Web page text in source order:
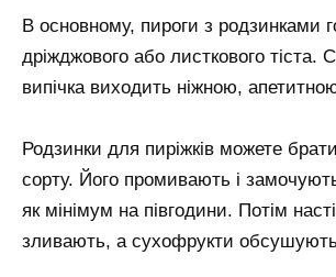
В основному, пироги з родзинками
дріжджового або листкового тіста.
випічка виходить ніжною, апетитною
Родзинки для пиріжків можете
сорту. Його промивають і
як мінімум на півгодини. Потім
зливають, а сухофрукти обсушують